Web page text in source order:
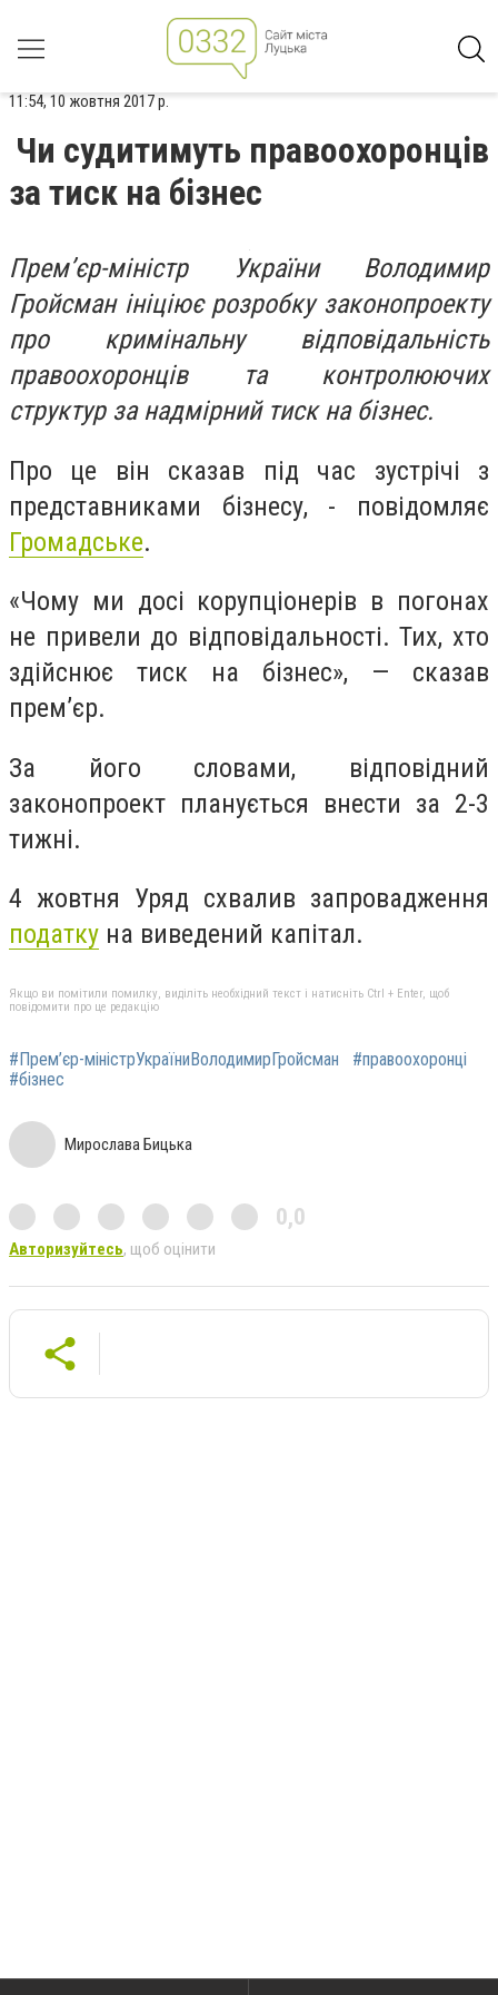
11:54, 10 жовтня 2017 р.
Чи судитимуть правоохоронців
за тиск на бізнес
Прем’єр-міністр України Володимир
Гройсман ініціює розробку законопроекту
про кримінальну відповідальність
правоохоронців та контролюючих
структур за надмірний тиск на бізнес.
Про це він сказав під час зустрічі з
представниками бізнесу, - повідомляє
Громадське.
«Чому ми досі корупціонерів в погонах
не привели до відповідальності. Тих, хто
здійснює тиск на бізнес», — сказав
прем’єр.
За його словами, відповідний
законопроект планується внести за 2-3
тижні.
4 жовтня Уряд схвалив запровадження
податку на виведений капітал.
Якщо ви помітили помилку, виділіть необхідний текст і натисніть Ctrl + Enter, щоб
повідомити про це редакцію
#Прем’єр-міністрУкраїниВолодимирГройсман
#правоохоронці
#бізнес
Мирослава Бицька
0,0
Авторизуйтесь, щоб оцінити